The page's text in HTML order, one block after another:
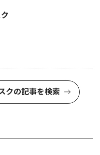
クの記事を検索